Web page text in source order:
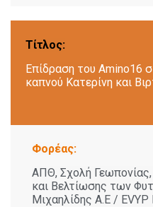
Τίτλος:
Επίδραση του Amino16
καπνού Κατερίνη και
Φορέας:
ΑΠΘ, Σχολή Γεωπονίας,
και Βελτίωσης των
Μιχαηλίδης Α.Ε / EVYP